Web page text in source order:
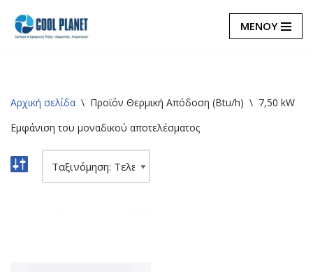
Μεταπηδήστε
ΜΕΝΟΥ
Αρχική σελίδα \ Προϊόν Θερμική Απόδοση (Btu/h) \ 7,50 kW
Εμφάνιση του μοναδικού αποτελέσματος